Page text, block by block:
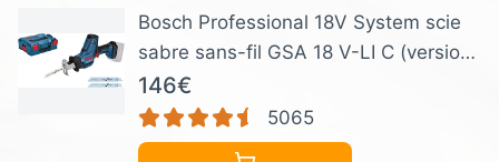
Bosch Professional 18V System scie
sabre sans-fil GSA 18 V-LI C (version
Compact, avec 3 lames de scie sabre,
L-BOXX)
146€
5065